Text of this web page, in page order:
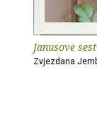
Janusove
Zvjezdana